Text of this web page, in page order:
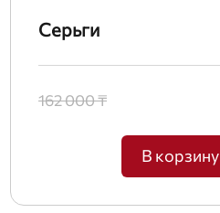
Серьги
162 000 ₸
В корзину